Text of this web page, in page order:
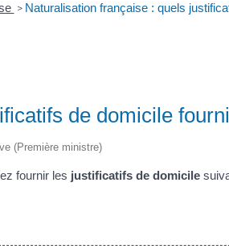
> Naturalisation française : quels
de domicile
(Première ministre)
fournir les justificatifs de domicile